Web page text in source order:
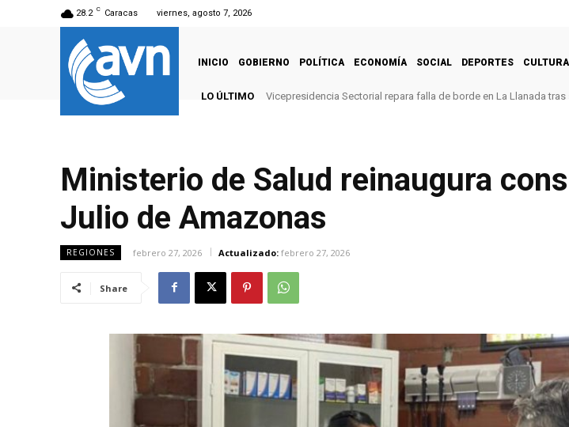
28.2 C Caracas viernes, agosto 7, 2026
INICIO GOBIERNO POLÍTICA ECONOMÍA SOCIAL DEPORTES CULTURA
LO ÚLTIMO Vicepresidencia Sectorial repara falla de borde en La Llanada tras
Ministerio de Salud reinaugura
Julio de Amazonas
REGIONES febrero 27, 2026 Actualizado: febrero 27, 2026
Share